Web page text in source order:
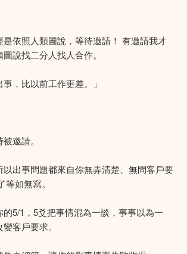
依照人類圖說，等待邀請！ 有邀請我才
說找二分人找人合作。
，比以前工作更差。」
邀請。
出事問題都來自你無弄清楚、無問客戶要
如無寫。
5/1，5爻把事情混為一談，事事以為一
客戶要求。